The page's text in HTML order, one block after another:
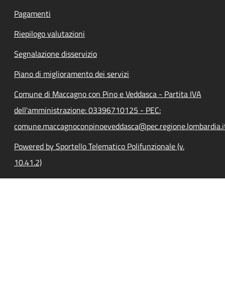
Pagamenti
Riepilogo valutazioni
Segnalazione disservizio
Piano di miglioramento dei servizi
Comune di Maccagno con Pino e Veddasca - Partita IVA
dell'amministrazione: 03396710125 - PEC:
Powered by Sportello Telematico Polifunzionale (v.
10.41.2)